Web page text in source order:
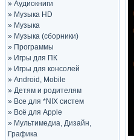
» Аудиокниги
» Музыка HD
» Музыка
» Музыка (сборники)
» Программы
» Игры для ПК
» Игры для консолей
» Android, Mobile
» Детям и родителям
» Все для *NIX систем
» Всё для Apple
» Мультимедиа, Дизайн,
Графика